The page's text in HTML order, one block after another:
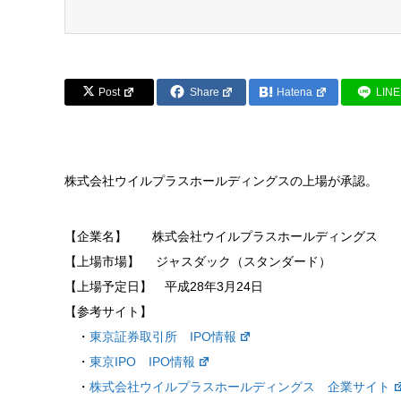
Post Share Hatena LINE
株式会社ウイルプラスホールディングスの上場が承認。
【企業名】 株式会社ウイルプラスホールディングス
【上場市場】 ジャスダック（スタンダード）
【上場予定日】 平成28年3月24日
【参考サイト】
・ 東京証券取引所 IPO情報
・ 東京IPO IPO情報
・ 株式会社ウイルプラスホールディングス 企業サイト